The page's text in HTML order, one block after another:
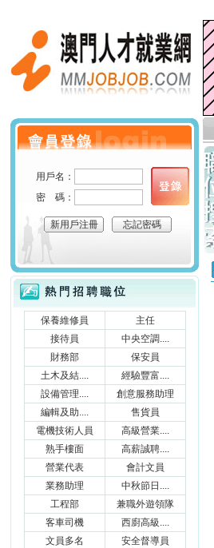
個人會員登錄
用戶名：
密 碼：
新用戶注冊 忘記密碼
熱門招聘職位
保養維修員
主任
接待員
中央空調....
財務部
保安員
土木及結....
經驗豐富....
設備管理....
創意服務助理
編輯及助....
售貨員
電機技術人員
高級營業....
熟手樓面
高薪誠聘....
營業代表
會計文員
業務助理
中秋節日....
工程部
兼職外遊領隊
客車司機
西廚高級....
文員多名
安全督導員